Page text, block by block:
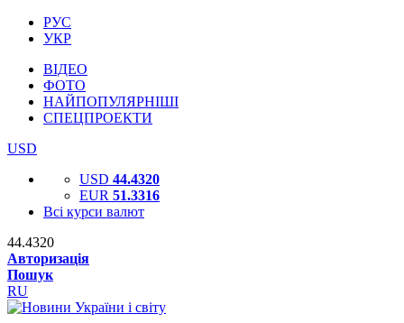
РУС
УКР
ВІДЕО
ФОТО
НАЙПОПУЛЯРНІШІ
СПЕЦПРОЕКТИ
USD
USD 44.4320
EUR 51.3316
Всі курси валют
44.4320
Авторизація
Пошук
RU